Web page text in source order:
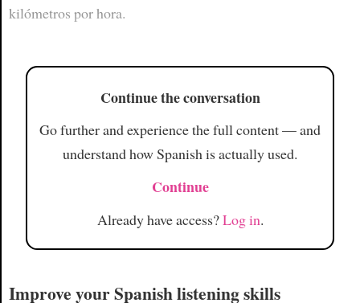
kilómetros por hora.
Continue the conversation
Go further and experience the full content — and
understand how Spanish is actually used.
Continue
Already have access?Log in.
Improve your Spanish listening skills